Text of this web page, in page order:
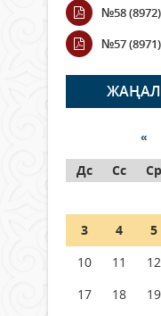
Wi-Fi
ӨТЕДІ?
06 тамыз
граждане
05 тамыз
Шетелде
№58
№57 (8971)
«
Дс
Сс Ср
3
4 5
10
11 12
17
18 19